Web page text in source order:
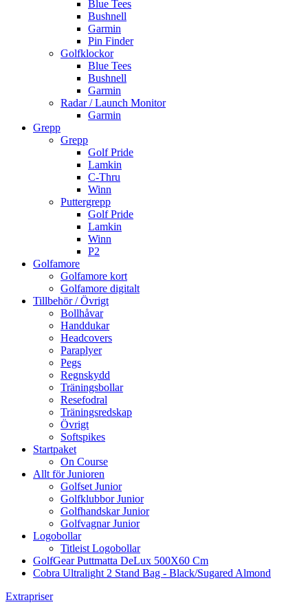
Blue Tees
Bushnell
Garmin
Pin Finder
Golfklockor
Blue Tees
Bushnell
Garmin
Radar / Launch Monitor
Garmin
Grepp
Grepp
Golf Pride
Lamkin
C-Thru
Winn
Puttergrepp
Golf Pride
Lamkin
Winn
P2
Golfamore
Golfamore kort
Golfamore digitalt
Tillbehör / Övrigt
Bollhåvar
Handdukar
Headcovers
Paraplyer
Pegs
Regnskydd
Träningsbollar
Resefodral
Träningsredskap
Övrigt
Softspikes
Startpaket
On Course
Allt för Junioren
Golfset Junior
Golfklubbor Junior
Golfhandskar Junior
Golfvagnar Junior
Logobollar
Titleist Logobollar
GolfGear Puttmatta DeLux 500X60 Cm
Cobra Ultralight 2 Stand Bag - Black/Sugared Almond
Extrapriser